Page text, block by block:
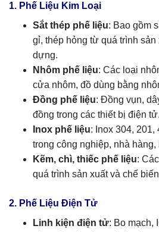
1. Phế Liệu Kim Loại
Sắt thép phế liệu: Bao gồm
gỉ, thép hỏng từ quá trình sản
dựng.
Nhôm phế liệu: Các loại
cửa nhôm, đồ dùng bằng
Đồng phế liệu: Đồng vụn,
đồng trong các thiết bị điện tử.
Inox phế liệu: Inox 304,
trong công nghiệp, nhà hàng,
Kẽm, chì, thiếc phế liệu:
quá trình sản xuất và chế
2. Phế Liệu Điện Tử
Linh kiện điện tử: Bo mạch,